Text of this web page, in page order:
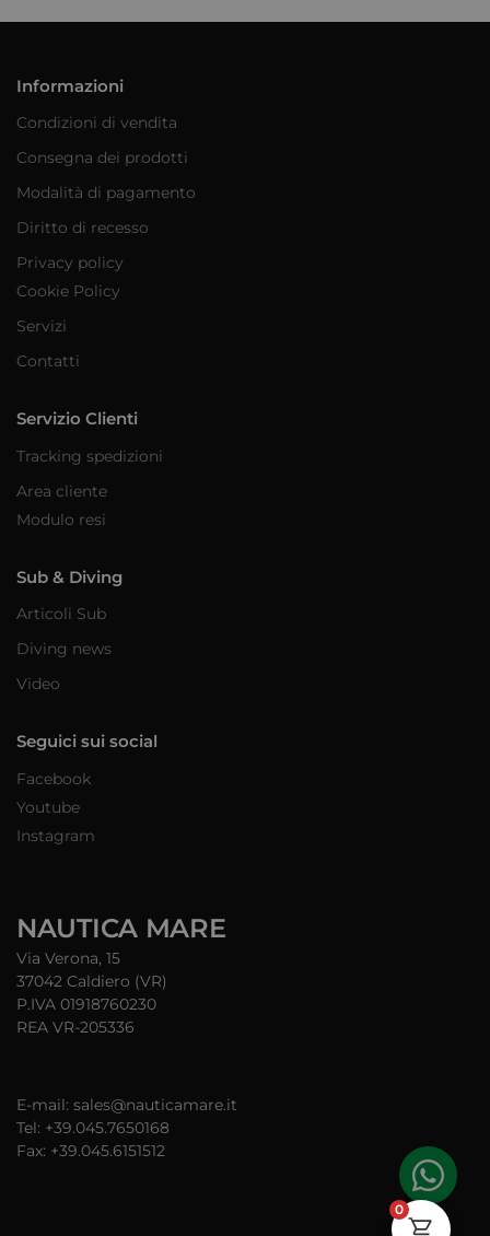
Informazioni
Condizioni di vendita
Consegna dei prodotti
Modalità di pagamento
Diritto di recesso
Privacy policy
Cookie Policy
Servizi
Contatti
Servizio Clienti
Tracking spedizioni
Area cliente
Modulo resi
Sub & Diving
Articoli Sub
Diving news
Video
Seguici sui social
Facebook
Youtube
Instagram
NAUTICA MARE
Via Verona, 15
37042 Caldiero (VR)
P.IVA 01918760230
REA VR-205336
E-mail: sales@nauticamare.it
Tel: +39.045.7650168
Fax: +39.045.6151512
0